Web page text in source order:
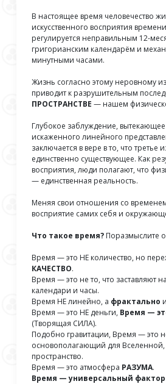
В настоящее время человечество
искусственного восприятия
регулируется неправильным 12-
григорианским календарём и
минутными часами.
Жизнь согласно этому неровному
приводит к разрушительным
ПРОСТРАНСТВЕ — нашем
Глубокое заблуждение, вытекающее
искаженного линейного
заключается в вере в то, что
единственно существующее. Как
восприятия, люди полагают, что
— единственная реальность.
Меняя свои отношения со
восприятие самих себя и
Что такое время? Поразмыслите
Время — это НЕ количество, но
КАЧЕСТВО.
Время — это не то, что заставляют
календари и часы.
Время НЕ линейно, а фрактально и
Время — это НЕ деньги, Время —
(Творящая СИЛА).
Подобно гравитации, Время — это
основополагающий для Вселенной,
пространство.
Время — это атмосфера РАЗУМА.
Время — универсальный